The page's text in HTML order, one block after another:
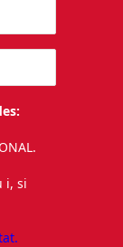
i, si